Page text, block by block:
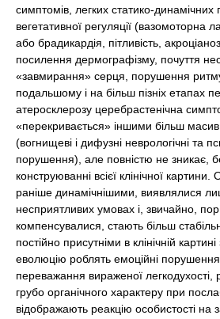
симптомів, легких статико-
вегетативної регуляції (вазомоторна
або брадикардія, пітливість,
посилення дермографізму, почуття
«завмирання» серця, порушення
подальшому і на більш пізніх етапах
атеросклерозу церебрастенічна
«перекривається» іншими більш
(вогнищеві і дифузні неврологічні та
порушення), але повністю не зникає,
конструюванні всієї клінічної
раніше динамічнішими, виявлялися
несприятливих умовах і, звичайно,
компенсувалися, стають більш
постійно присутніми в клінічній
еволюцію роблять емоційні
переважання вираженої легкодухості,
грубо органічного характеру при
відображають реакцію особистості на